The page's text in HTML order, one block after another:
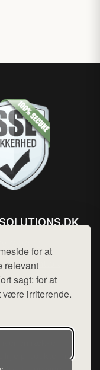
for at
relevant
sagt: for at
være irriterende.
hej@want.dk
og privatlivspolitik
en række
produkter fra